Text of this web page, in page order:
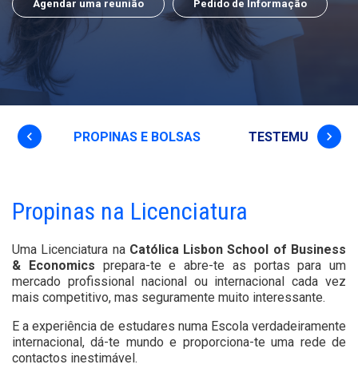
Agendar uma reunião Pedido de Informação
keyboard_arrow_left keyboard_arrow_right
PROPINAS E BOLSAS TESTEMUNHOS
Propinas na Licenciatura
Uma Licenciatura na Católica Lisbon School of Business
& Economics prepara-te e abre-te as portas para um
mercado profissional nacional ou internacional cada vez
mais competitivo, mas seguramente muito interessante.
E a experiência de estudares numa Escola verdadeiramente
internacional, dá-te mundo e proporciona-te uma rede de
contactos inestimável.